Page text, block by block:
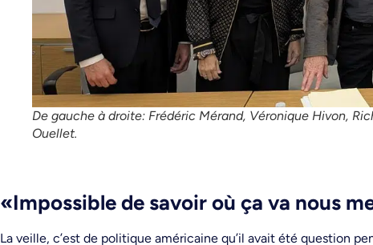
De gauche à droite: Frédéric Mérand, Véronique Hivon,
Ouellet.
«Impossible de savoir où ça va nous
La veille, c’est de politique américaine qu’il avait été question